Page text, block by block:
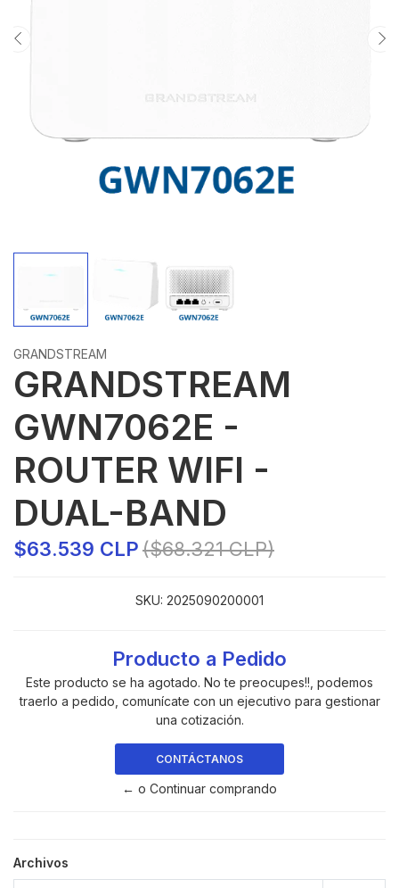
GRANDSTREAM
GRANDSTREAM
GWN7062E -
ROUTER WIFI -
DUAL-BAND
$63.539 CLP($68.321 CLP)
SKU: 2025090200001
Producto a Pedido
Este producto se ha agotado. No te preocupes!!, podemos
traerlo a pedido, comunícate con un ejecutivo para gestionar
una cotización.
CONTÁCTANOS
← o Continuar comprando
Archivos